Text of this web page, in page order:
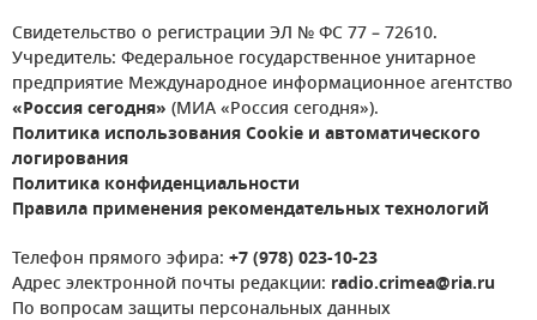
Свидетельство о регистрации ЭЛ № ФС 77 – 72610.
Учредитель: Федеральное государственное унитарное
предприятие Международное информационное агентство
«Россия сегодня» (МИА «Россия сегодня»).
Политика использования Cookie и автоматического
логирования
Политика конфиденциальности
Правила применения рекомендательных технологий
Телефон прямого эфира: +7 (978) 023-10-23
Адрес электронной почты редакции: radio.crimea@ria.ru
По вопросам защиты персональных данных